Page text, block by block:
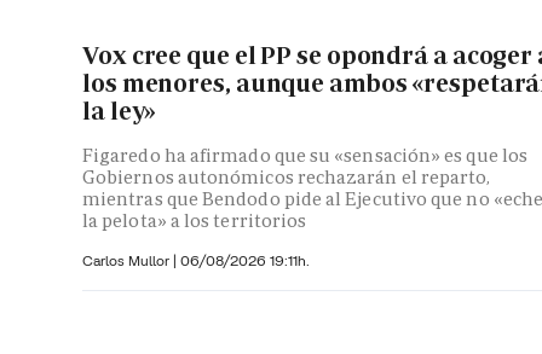
Vox cree que el PP se opondrá a acoger
los menores, aunque ambos
la ley»
Figaredo ha afirmado que su «sensación» es que los
Gobiernos autonómicos rechazarán el reparto,
mientras que Bendodo pide al Ejecutivo que no
la pelota» a los territorios
Carlos Mullor | 06/08/2026 19:11h.